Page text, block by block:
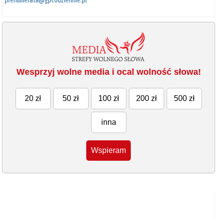
Wesprzyj wolne media i ocal wolność słowa!
20 zł 50 zł 100 zł 200 zł 500 zł
inna
Wspieram